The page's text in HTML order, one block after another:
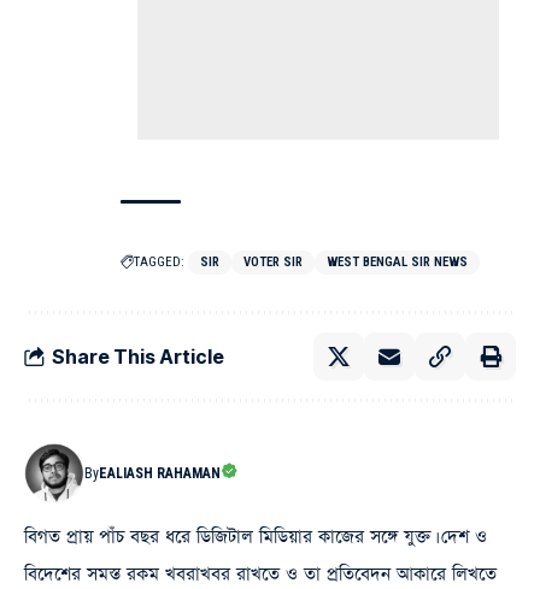
TAGGED: SIR VOTER SIR WEST BENGAL SIR NEWS
Share This Article
ByEALIASH RAHAMAN
বিগত প্রায় পাঁচ বছর ধরে ডিজিটাল মিডিয়ার কাজের সঙ্গে যুক্ত। দেশ ও
বিদেশের সমস্ত রকম খবরাখবর রাখতে ও তা প্রতিবেদন আকারে লিখতে